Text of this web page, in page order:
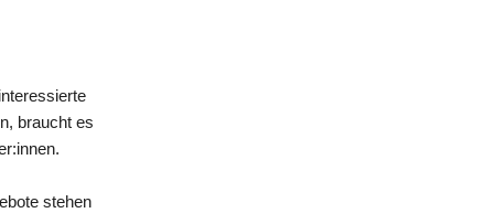
braucht es
stehen